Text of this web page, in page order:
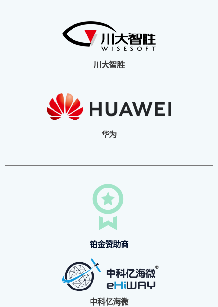
川大智胜
华为
铂金赞助商
中科亿海微